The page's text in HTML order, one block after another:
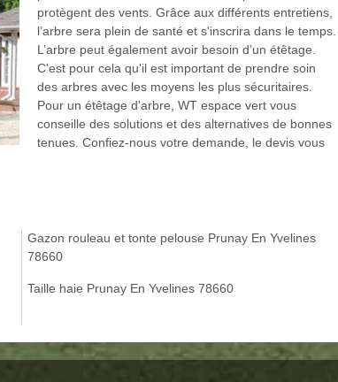
protègent des vents. Grâce aux différents entretiens,
l’arbre sera plein de santé et s'inscrira dans le temps.
L’arbre peut également avoir besoin d’un étêtage.
C'est pour cela qu'il est important de prendre soin
des arbres avec les moyens les plus sécuritaires.
Pour un étêtage d'arbre, WT espace vert vous
conseille des solutions et des alternatives de bonnes
tenues. Confiez-nous votre demande, le devis vous
Gazon rouleau et tonte pelouse Prunay En Yvelines
78660
Taille haie Prunay En Yvelines 78660